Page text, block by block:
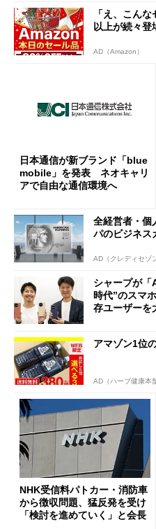
「え、こん
以上が続々登
AD（Amazon）
日本通信が新ブランド「blue
mobile」を発表 ネオキャリ
アで自由な通信環境へ
全経営者・個
パのビジネス
AD（クレディセゾ
シャープが「
時代”のスマ
存ユーザーを
アマゾン1位
AD（ハーブ健康本
NHK受信料パトカー・消防車
から徴収問題、猛反発を受け
「検討を進めていく」と会長